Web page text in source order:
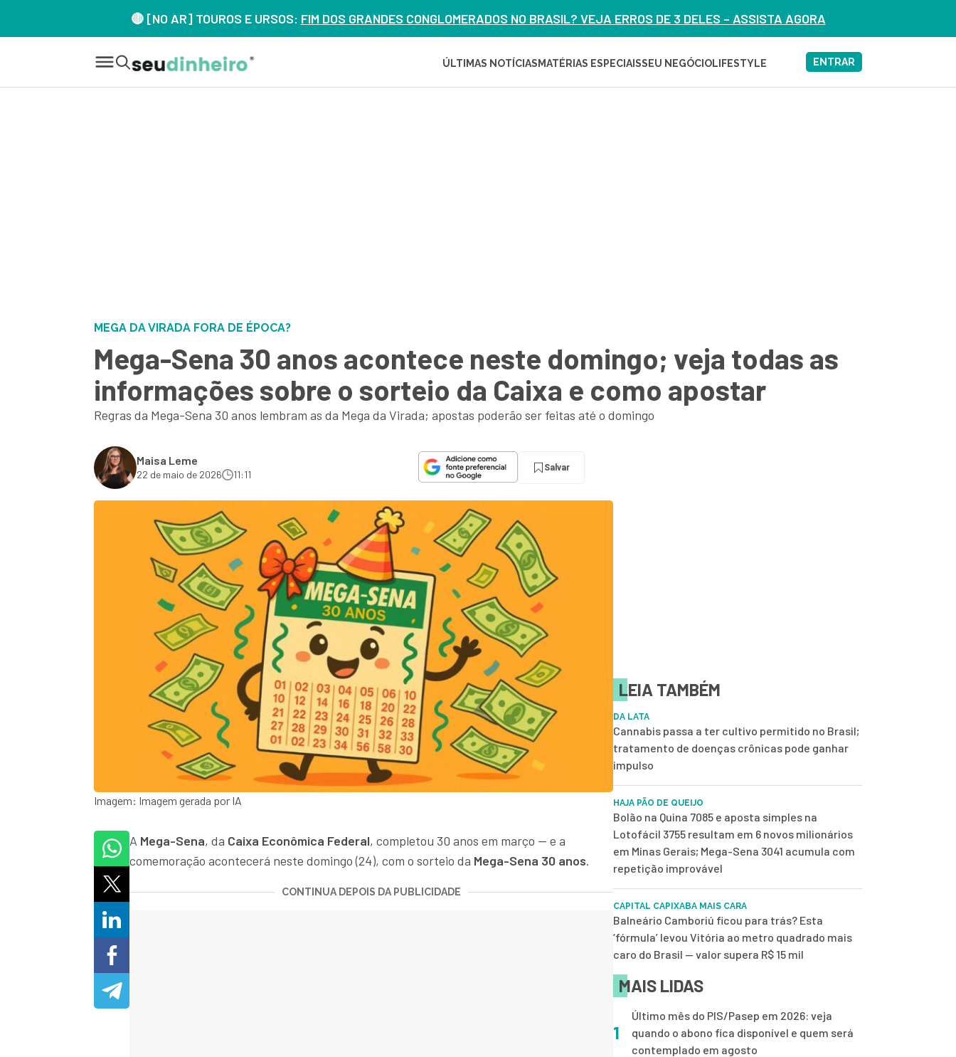
🔴 [NO AR] TOUROS E URSOS: FIM DOS GRANDES CONGLOMERADOS NO BRASIL? VEJA ERROS DE 3 DELES – ASSISTA AGORA
ÚLTIMAS NOTÍCIAS MATÉRIAS ESPECIAISSEU NEGÓCIOLIFESTYLE ENTRAR
MEGA DA VIRADA FORA DE ÉPOCA?
Mega-Sena 30 anos acontece neste domingo; veja todas as
informações sobre o sorteio da Caixa e como apostar
Regras da Mega-Sena 30 anos lembram as da Mega da Virada; apostas poderão ser feitas até o domingo
Maisa Leme
22 de maio de 2026 11:11
Salvar
Imagem: Imagem gerada por IA
A Mega-Sena, da Caixa Econômica Federal, completou 30 anos em março — e a
comemoração acontecerá neste domingo (24), com o sorteio da Mega-Sena 30 anos.
CONTINUA DEPOIS DA PUBLICIDADE
LEIA TAMBÉM
DA LATA
Cannabis passa a ter cultivo permitido no Brasil;
tratamento de doenças crônicas pode ganhar
impulso
HAJA PÃO DE QUEIJO
Bolão na Quina 7085 e aposta simples na
Lotofácil 3755 resultam em 6 novos milionários
em Minas Gerais; Mega-Sena 3041 acumula com
repetição improvável
CAPITAL CAPIXABA MAIS CARA
Balneário Camboriú ficou para trás? Esta
‘fórmula’ levou Vitória ao metro quadrado mais
caro do Brasil — valor supera R$ 15 mil
MAIS LIDAS
1
Último mês do PIS/Pasep em 2026: veja
quando o abono fica disponível e quem será
contemplado em agosto